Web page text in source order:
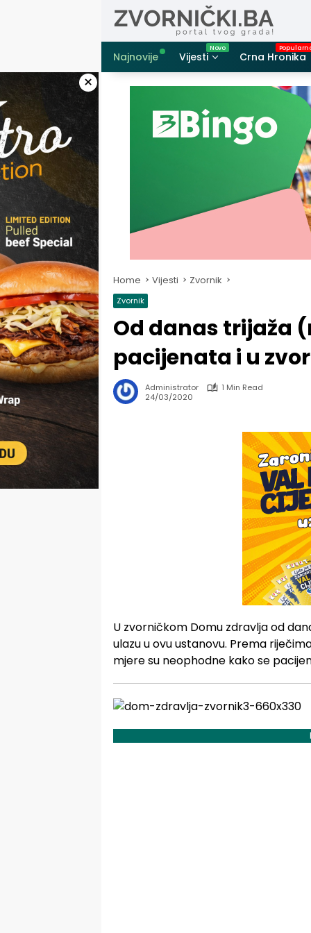
Najnovije
Vijesti Crna Hronika
×
Home Vijesti Zvornik
Zvornik
Od danas trijaža
pacijenata i u
Administrator
1 Min Read
24/03/2020
U zvorničkom Domu zdravlja od
ulazu u ovu ustanovu. Prema
mjere su neophodne kako se